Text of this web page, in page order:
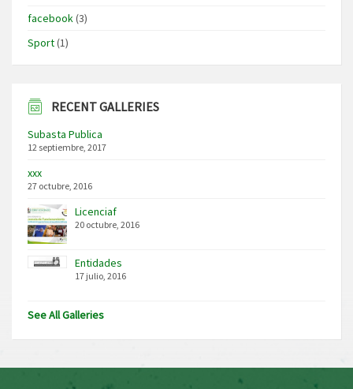
facebook(3)
Sport(1)
RECENT GALLERIES
Subasta Publica
12 septiembre, 2017
xxx
27 octubre, 2016
Licenciaf
20 octubre, 2016
Entidades
17 julio, 2016
See All Galleries